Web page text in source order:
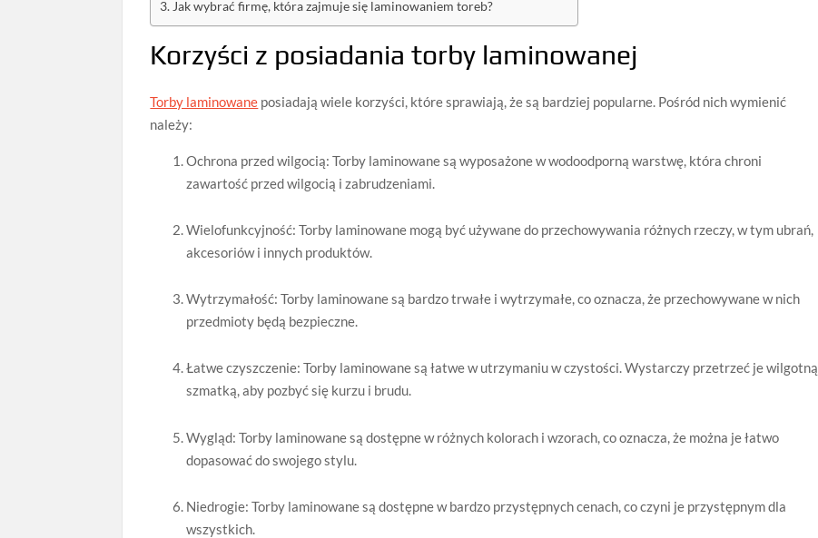
Jak wybrać firmę, która zajmuje się laminowaniem toreb?
Korzyści z posiadania torby laminowanej
Torby laminowane posiadają wiele korzyści, które sprawiają, że są bardziej popularne. Pośród nich wymienić
należy:
Ochrona przed wilgocią: Torby laminowane są wyposażone w wodoodporną warstwę, która chroni
zawartość przed wilgocią i zabrudzeniami.
Wielofunkcyjność: Torby laminowane mogą być używane do przechowywania różnych rzeczy, w tym ubrań,
akcesoriów i innych produktów.
Wytrzymałość: Torby laminowane są bardzo trwałe i wytrzymałe, co oznacza, że przechowywane w nich
przedmioty będą bezpieczne.
Łatwe czyszczenie: Torby laminowane są łatwe w utrzymaniu w czystości. Wystarczy przetrzeć je wilgotną
szmatką, aby pozbyć się kurzu i brudu.
Wygląd: Torby laminowane są dostępne w różnych kolorach i wzorach, co oznacza, że można je łatwo
dopasować do swojego stylu.
Niedrogie: Torby laminowane są dostępne w bardzo przystępnych cenach, co czyni je przystępnym dla
wszystkich.